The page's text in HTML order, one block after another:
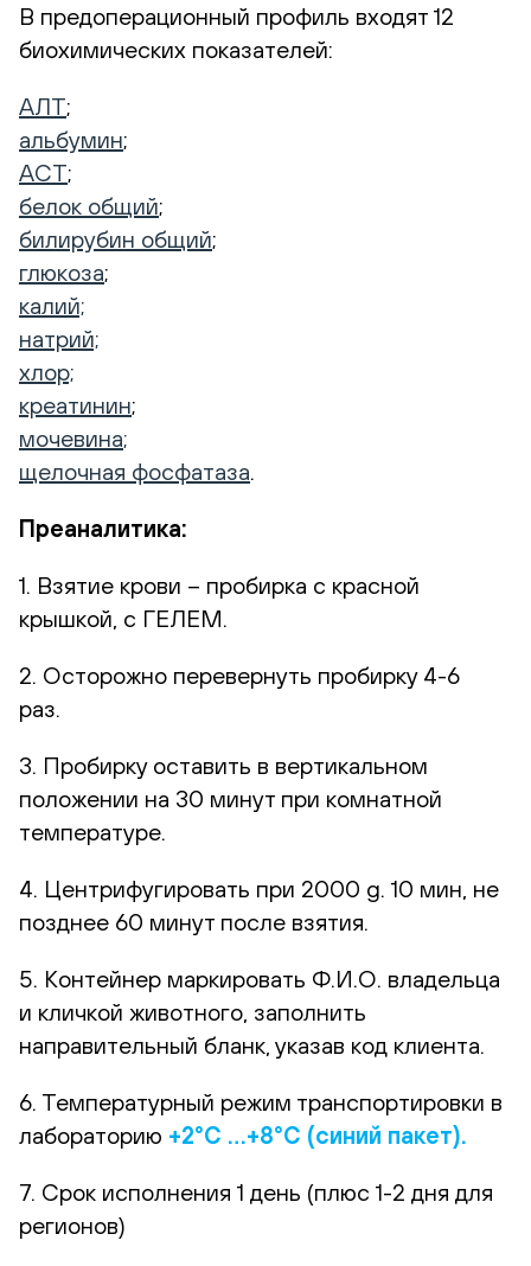
В предоперационный профиль входят 12
биохимических показателей:
АЛТ;
альбумин;
АСТ;
белок общий;
билирубин общий;
глюкоза;
калий;
натрий;
хлор;
креатинин;
мочевина;
щелочная фосфатаза
Преаналитика:
1. Взятие крови – пробирка с красной
крышкой, с ГЕЛЕМ.
2. Осторожно перевернуть пробирку 4-6
раз.
3. Пробирку оставить в вертикальном
положении на 30 минут при комнатной
температуре.
4. Центрифугировать при 2000 g. 10 мин, не
позднее 60 минут после взятия.
5. Контейнер маркировать Ф.И.О. владельца
и кличкой животного, заполнить
направительный бланк, указав код клиента.
6. Температурный режим транспортировки в
лабораторию +2°С …+8°С (синий пакет).
7. Срок исполнения 1 день (плюс 1-2 дня для
регионов)